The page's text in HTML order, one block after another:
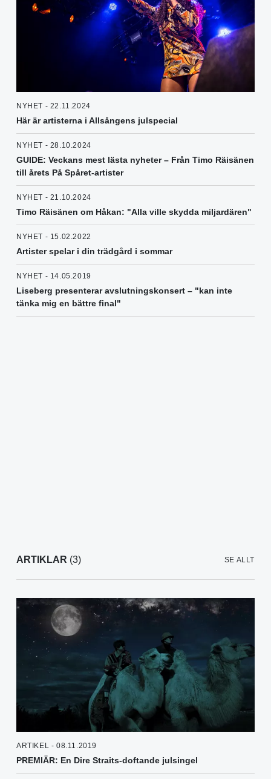
NYHET - 22.11.2024
Här är artisterna i Allsångens julspecial
NYHET - 28.10.2024
GUIDE: Veckans mest lästa nyheter – Från Timo Räisänen
till årets På Spåret-artister
NYHET - 21.10.2024
Timo Räisänen om Håkan: "Alla ville skydda miljardären"
NYHET - 15.02.2022
Artister spelar i din trädgård i sommar
NYHET - 14.05.2019
Liseberg presenterar avslutningskonsert – "kan inte
tänka mig en bättre final"
ARTIKLAR (3) SE ALLT
ARTIKEL - 08.11.2019
PREMIÄR: En Dire Straits-doftande julsingel